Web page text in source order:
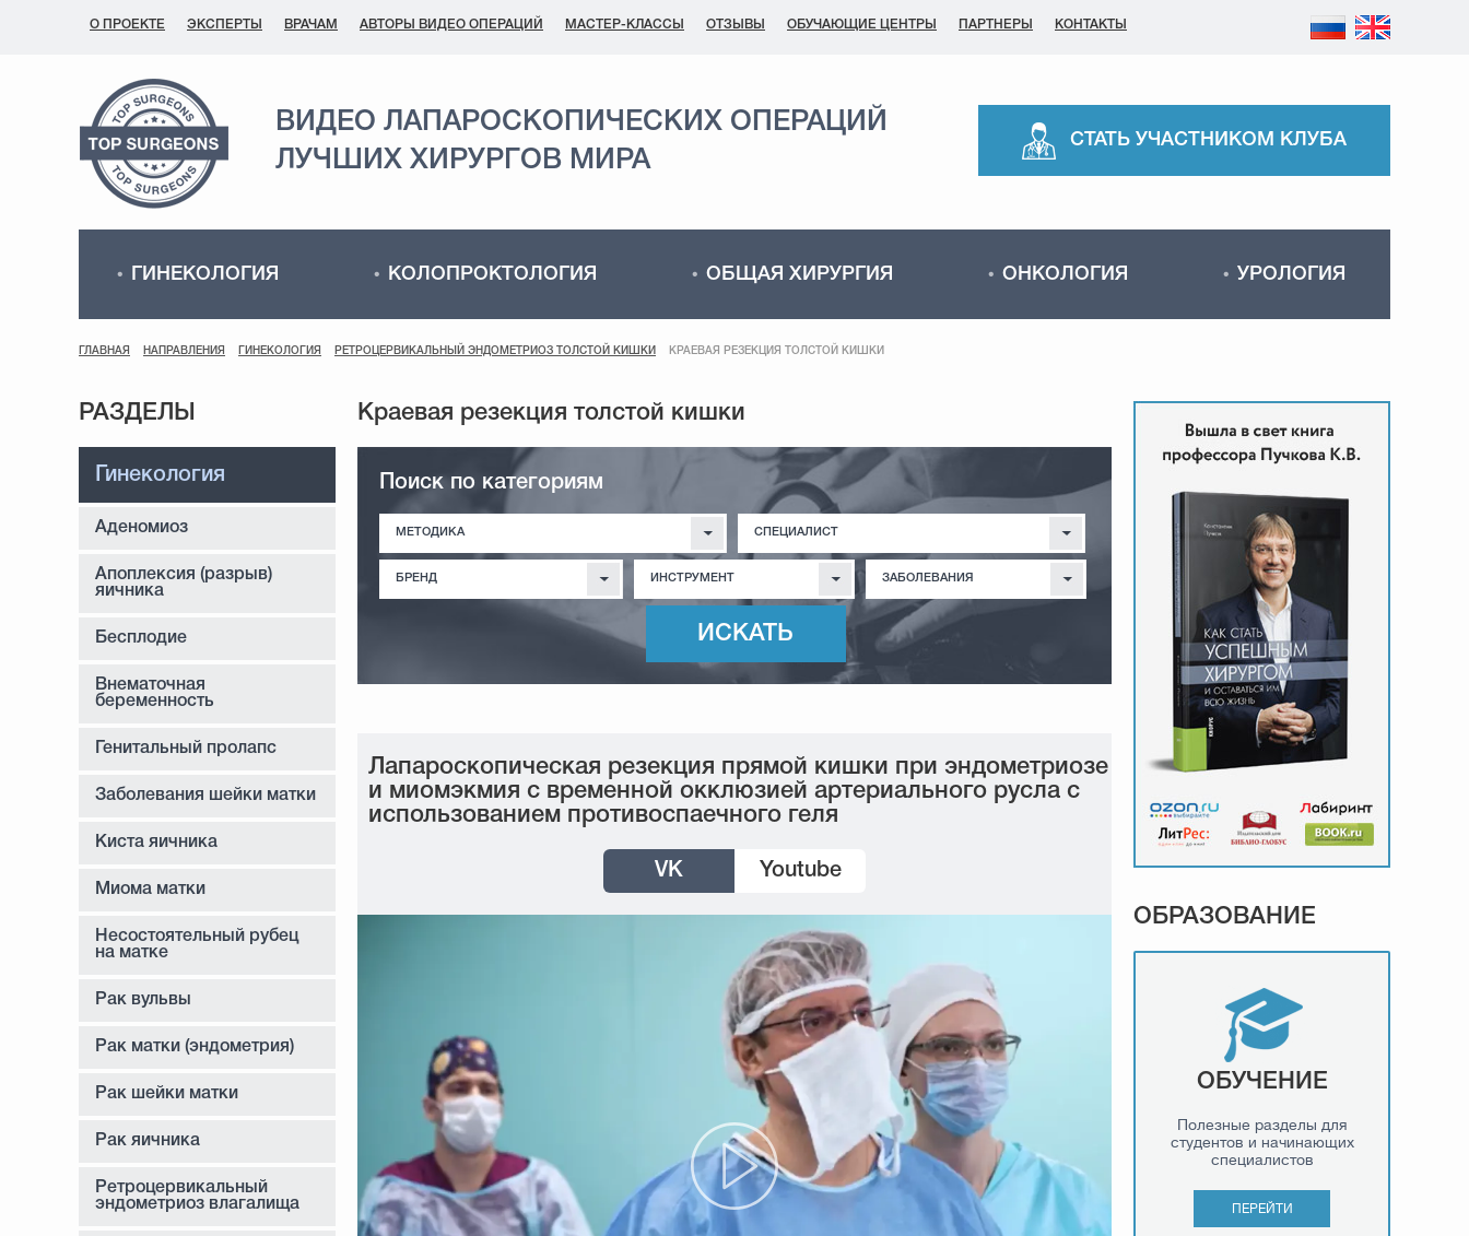
О ПРОЕКТЕ ЭКСПЕРТЫ ВРАЧАМ АВТОРЫ ВИДЕО ОПЕРАЦИЙ МАСТЕР-КЛАССЫ ОТЗЫВЫ ОБУЧАЮЩИЕ ЦЕНТРЫ ПАРТНЕРЫ КОНТАКТЫ
ВИДЕО ЛАПАРОСКОПИЧЕСКИХ ОПЕРАЦИЙ
ЛУЧШИХ ХИРУРГОВ МИРА
СТАТЬ УЧАСТНИКОМ КЛУБА
ГИНЕКОЛОГИЯ КОЛОПРОКТОЛОГИЯ ОБЩАЯ ХИРУРГИЯ ОНКОЛОГИЯ УРОЛОГИЯ
ГЛАВНАЯ НАПРАВЛЕНИЯ ГИНЕКОЛОГИЯ РЕТРОЦЕРВИКАЛЬНЫЙ ЭНДОМЕТРИОЗ ТОЛСТОЙ КИШКИ КРАЕВАЯ РЕЗЕКЦИЯ ТОЛСТОЙ КИШКИ
РАЗДЕЛЫ
Гинекология
Аденомиоз
Апоплексия (разрыв)
яичника
Бесплодие
Внематочная
беременность
Генитальный пролапс
Заболевания шейки матки
Киста яичника
Миома матки
Несостоятельный рубец
на матке
Рак вульвы
Рак матки (эндометрия)
Рак шейки матки
Рак яичника
Ретроцервикальный
эндометриоз влагалища
Поиск по категориям
МЕТОДИКА СПЕЦИАЛИСТ
БРЕНД ИНСТРУМЕНТ ЗАБОЛЕВАНИЯ
Лапароскопическая резекция прямой кишки при эндометриозе
и миомэкмия с временной окклюзией артериального русла с
использованием противоспаечного геля
VK Youtube
ОБРАЗОВАНИЕ
ОБУЧЕНИЕ
Полезные разделы для
студентов и начинающих
специалистов
ПЕРЕЙТИ